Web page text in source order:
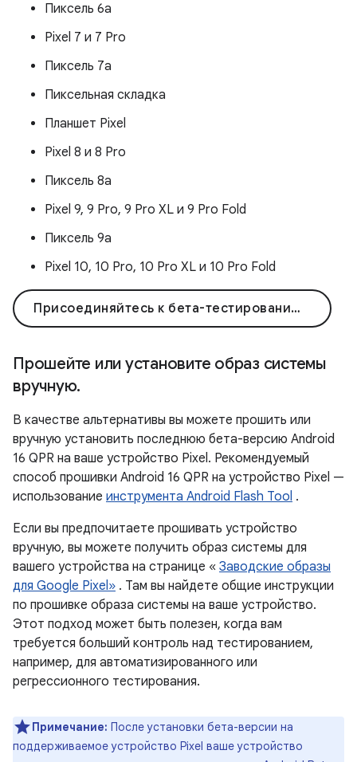
Пиксель 6а
Pixel 7 и 7 Pro
Пиксель 7а
Пиксельная складка
Планшет Pixel
Pixel 8 и 8 Pro
Пиксель 8а
Pixel 9, 9 Pro, 9 Pro XL и 9 Pro Fold
Пиксель 9а
Pixel 10, 10 Pro, 10 Pro XL и 10 Pro Fold
Присоединяйтесь к бета-тестированию Android 16 для Pixel!
Прошейте или установите образ системы
вручную.
В качестве альтернативы вы можете прошить или
вручную установить последнюю бета-версию Android
16 QPR на ваше устройство Pixel. Рекомендуемый
способ прошивки Android 16 QPR на устройство Pixel —
использование инструмента Android Flash Tool .
Если вы предпочитаете прошивать устройство
вручную, вы можете получить образ системы для
вашего устройства на странице « Заводские образы
для Google Pixel» . Там вы найдете общие инструкции
по прошивке образа системы на ваше устройство.
Этот подход может быть полезен, когда вам
требуется больший контроль над тестированием,
например, для автоматизированного или
регрессионного тестирования.
Примечание: После установки бета-версии на
поддерживаемое устройство Pixel ваше устройство